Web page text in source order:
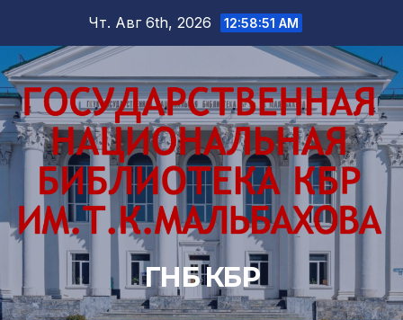
содержимому
Чт. Авг 6th, 2026 12:58:52 AM
ГНБ КБР